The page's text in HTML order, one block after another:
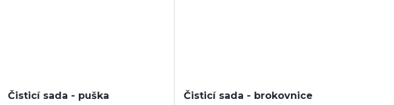
Čisticí sada - puška Čisticí sada - brokovnice